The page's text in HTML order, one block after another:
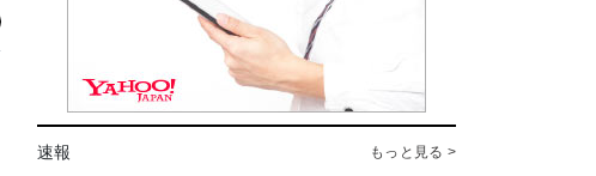
速報 もっと見る >